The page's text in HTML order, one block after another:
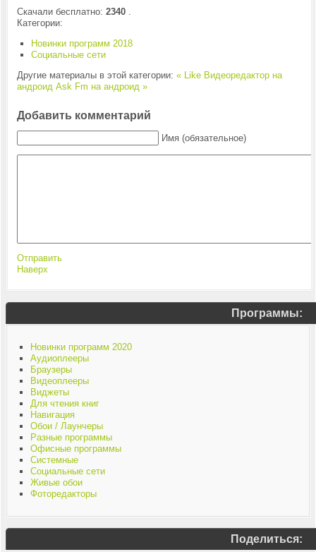
Скачали бесплатно: 2340.
Категории:
Новинки программ 2018
Социальные сети
Другие материалы в этой категории: « Like Видеоредактор на
андроид Ask Fm на андроид »
Добавить комментарий
Имя (обязательное)
Отправить
Наверх
Программы:
Новинки программ 2020
Аудиоплееры
Браузеры
Видеоплееры
Виджеты
Для чтения книг
Навигация
Обои / Лаунчеры
Разные программы
Офисные программы
Системные
Социальные сети
Живые обои
Фоторедакторы
Поделиться: